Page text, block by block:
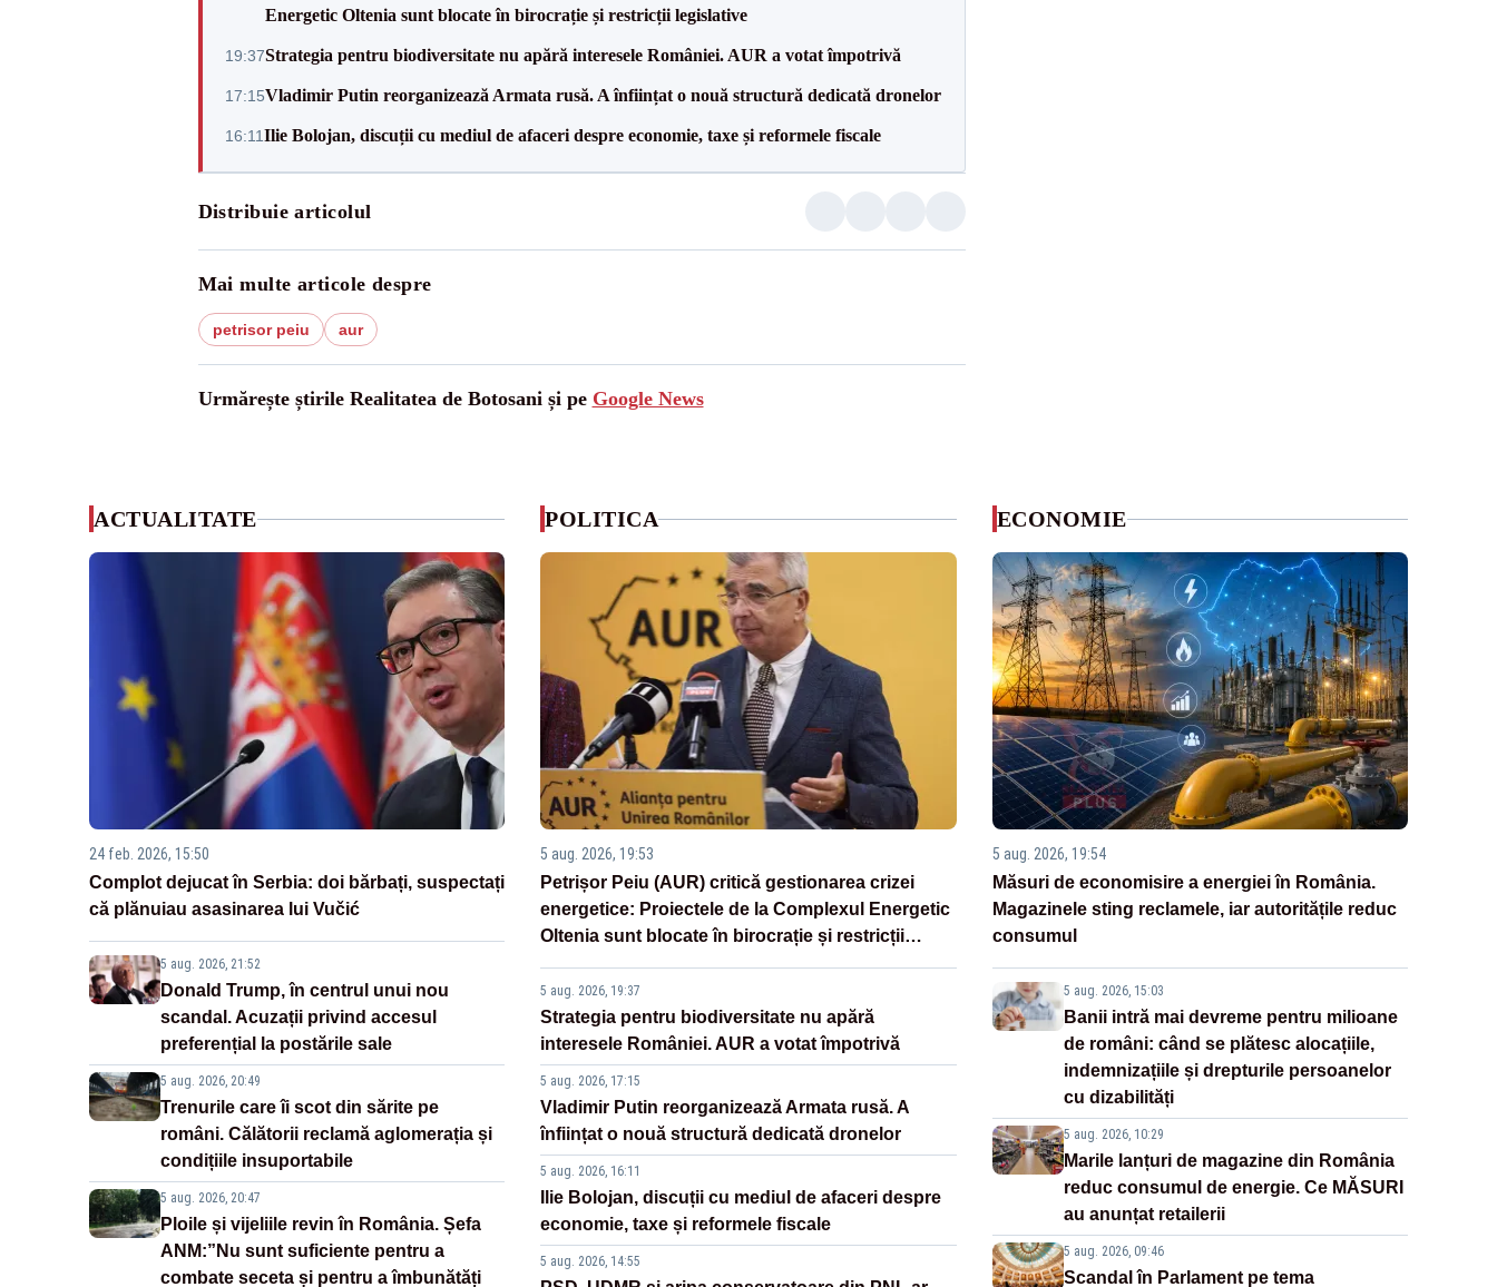
Energetic Oltenia sunt blocate în birocrație și restricții legislative
19:37Strategia pentru biodiversitate nu apără interesele României. AUR a votat împotrivă
17:15Vladimir Putin reorganizează Armata rusă. A înființat o nouă structură dedicată dronelor
16:11Ilie Bolojan, discuții cu mediul de afaceri despre economie, taxe și reformele fiscale
Distribuie articolul
Mai multe articole despre
petrisor peiu aur
Urmărește știrile Realitatea de Botosani și pe Google News
ACTUALITATE
24 feb. 2026, 15:50
Complot dejucat în Serbia: doi bărbați, suspectați
că plănuiau asasinarea lui Vučić
5 aug. 2026, 21:52
Donald Trump, în centrul unui nou
scandal. Acuzații privind accesul
preferențial la postările sale
5 aug. 2026, 20:49
Trenurile care îi scot din sărite pe
români. Călătorii reclamă aglomerația și
condițiile insuportabile
5 aug. 2026, 20:47
Ploile și vijeliile revin în România. Șefa
ANM:”Nu sunt suficiente pentru a
combate seceta și pentru a îmbunătăți
POLITICA
5 aug. 2026, 19:53
Petrișor Peiu (AUR) critică gestionarea crizei
energetice: Proiectele de la Complexul Energetic
Oltenia sunt blocate în birocrație și restricții
5 aug. 2026, 19:37
Strategia pentru biodiversitate nu apără
interesele României. AUR a votat împotrivă
5 aug. 2026, 17:15
Vladimir Putin reorganizează Armata rusă. A
înființat o nouă structură dedicată dronelor
5 aug. 2026, 16:11
Ilie Bolojan, discuții cu mediul de afaceri despre
economie, taxe și reformele fiscale
5 aug. 2026, 14:55
ECONOMIE
5 aug. 2026, 19:54
Măsuri de economisire a energiei în România.
Magazinele sting reclamele, iar autoritățile reduc
consumul
5 aug. 2026, 15:03
Banii intră mai devreme pentru milioane
de români: când se plătesc alocațiile,
indemnizațiile și drepturile persoanelor
cu dizabilități
5 aug. 2026, 10:29
Marile lanțuri de magazine din România
reduc consumul de energie. Ce MĂSURI
au anunțat retailerii
5 aug. 2026, 09:46
Scandal în Parlament pe tema